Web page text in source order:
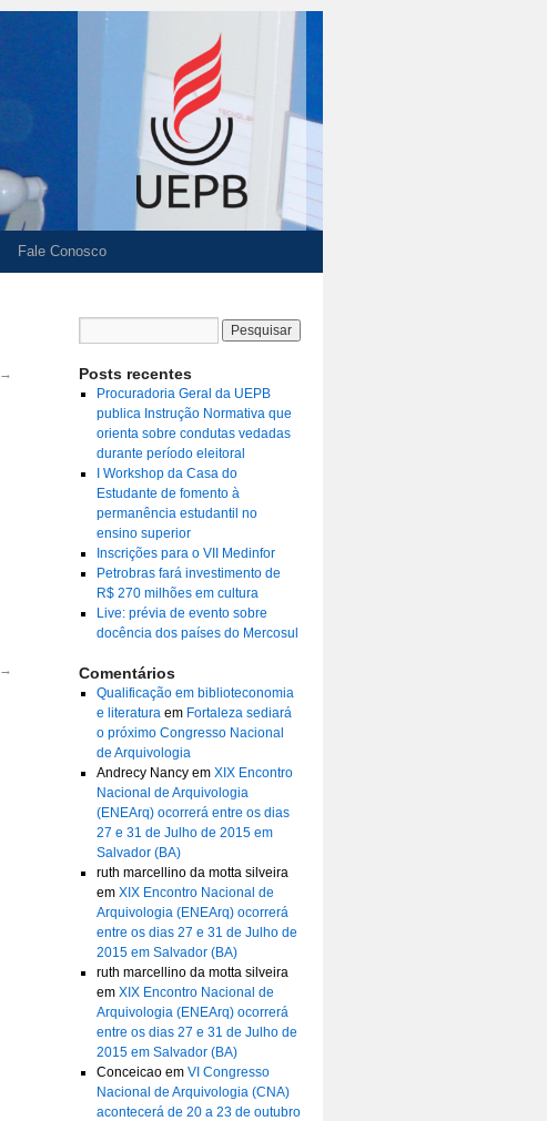
Fale Conosco
→
→
Posts recentes
Procuradoria Geral da UEPB
publica Instrução Normativa que
orienta sobre condutas vedadas
durante período eleitoral
I Workshop da Casa do
Estudante de fomento à
permanência estudantil no
ensino superior
Inscrições para o VII Medinfor
Petrobras fará investimento de
R$ 270 milhões em cultura
Live: prévia de evento sobre
docência dos países do Mercosul
Comentários
Qualificação em biblioteconomia
e literaturaem Fortaleza sediará
o próximo Congresso Nacional
de Arquivologia
Andrecy Nancyem XIX Encontro
Nacional de Arquivologia
(ENEArq) ocorrerá entre os dias
27 e 31 de Julho de 2015 em
Salvador (BA)
ruth marcellino da motta silveira
em XIX Encontro Nacional de
Arquivologia (ENEArq) ocorrerá
entre os dias 27 e 31 de Julho de
2015 em Salvador (BA)
ruth marcellino da motta silveira
em XIX Encontro Nacional de
Arquivologia (ENEArq) ocorrerá
entre os dias 27 e 31 de Julho de
2015 em Salvador (BA)
Conceicaoem VI Congresso
Nacional de Arquivologia (CNA)
acontecerá de 20 a 23 de outubro